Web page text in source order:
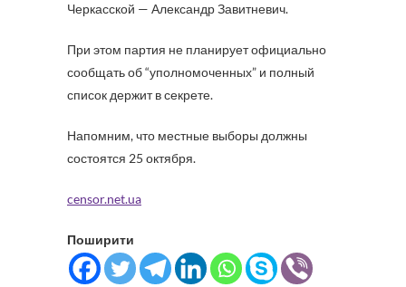
Черкасской — Александр Завитневич.
При этом партия не планирует официально
сообщать об “уполномоченных” и полный
список держит в секрете.
Напомним, что местные выборы должны
состоятся 25 октября.
censor.net.ua
Поширити